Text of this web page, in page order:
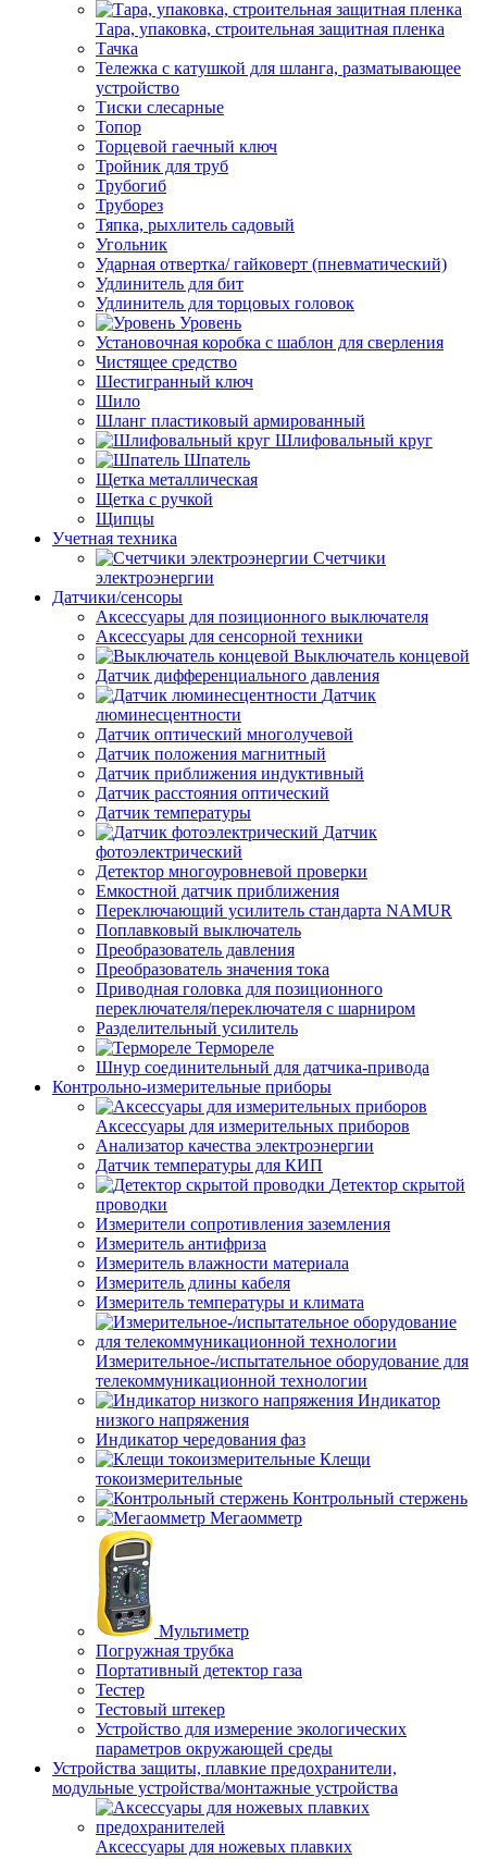
Тара, упаковка, строительная защитная пленка
Тачка
Тележка с катушкой для шланга, разматывающее
устройство
Тиски слесарные
Топор
Торцевой гаечный ключ
Тройник для труб
Трубогиб
Труборез
Тяпка, рыхлитель садовый
Угольник
Ударная отвертка/ гайковерт (пневматический)
Удлинитель для бит
Удлинитель для торцовых головок
Уровень
Установочная коробка с шаблон для сверления
Чистящее средство
Шестигранный ключ
Шило
Шланг пластиковый армированный
Шлифовальный круг
Шпатель
Щетка металлическая
Щетка с ручкой
Щипцы
Учетная техника
Счетчики
электроэнергии
Датчики/сенсоры
Аксессуары для позиционного выключателя
Аксессуары для сенсорной техники
Выключатель концевой
Датчик дифференциального давления
Датчик
люминесцентности
Датчик оптический многолучевой
Датчик положения магнитный
Датчик приближения индуктивный
Датчик расстояния оптический
Датчик температуры
Датчик
фотоэлектрический
Детектор многоуровневой проверки
Емкостной датчик приближения
Переключающий усилитель стандарта NAMUR
Поплавковый выключатель
Преобразователь давления
Преобразователь значения тока
Приводная головка для позиционного
переключателя/переключателя с шарниром
Разделительный усилитель
Термореле
Шнур соединительный для датчика-привода
Контрольно-измерительные приборы
Аксессуары для измерительных приборов
Анализатор качества электроэнергии
Датчик температуры для КИП
Детектор скрытой
проводки
Измерители сопротивления заземления
Измеритель антифриза
Измеритель влажности материала
Измеритель длины кабеля
Измеритель температуры и климата
Измерительное-/испытательное оборудование для
телекоммуникационной технологии
Индикатор
низкого напряжения
Индикатор чередования фаз
Клещи
токоизмерительные
Контрольный стержень
Мегаомметр
Мультиметр
Погружная трубка
Портативный детектор газа
Тестер
Тестовый штекер
Устройство для измерение экологических
параметров окружающей среды
Устройства защиты, плавкие предохранители,
модульные устройства/монтажные устройства
Аксессуары для ножевых плавких